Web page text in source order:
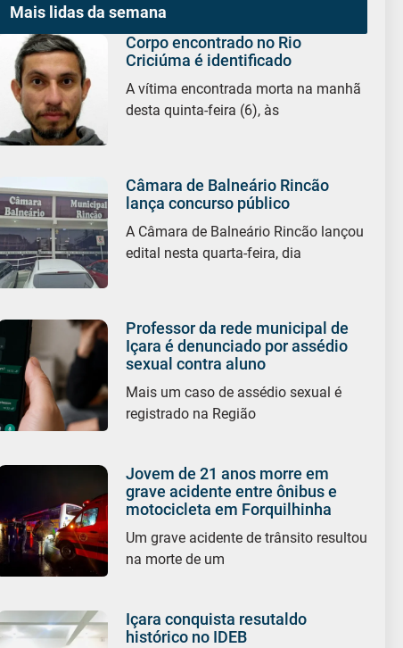
Mais lidas da semana
Corpo encontrado no Rio
Criciúma é identificado
A vítima encontrada morta na manhã
desta quinta-feira (6), às
Câmara de Balneário Rincão
lança concurso público
A Câmara de Balneário Rincão lançou
edital nesta quarta-feira, dia
Professor da rede municipal de
Içara é denunciado por assédio
sexual contra aluno
Mais um caso de assédio sexual é
registrado na Região
Jovem de 21 anos morre em
grave acidente entre ônibus e
motocicleta em Forquilhinha
Um grave acidente de trânsito resultou
na morte de um
Içara conquista resutaldo
histórico no IDEB